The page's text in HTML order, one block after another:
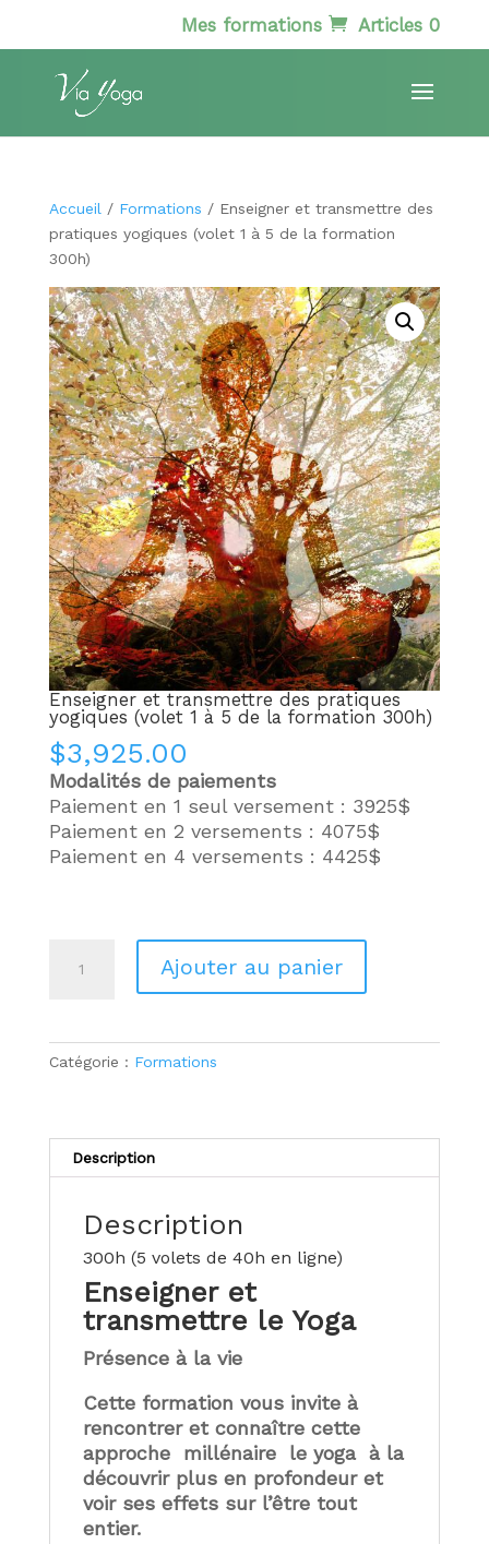
Mes formations Articles 0
Accueil / Formations / Enseigner et transmettre des
pratiques yogiques (volet 1 à 5 de la formation
300h)
Enseigner et transmettre des pratiques
yogiques (volet 1 à 5 de la formation 300h)
$3,925.00
Modalités de paiements
Paiement en 1 seul versement : 3925$
Paiement en 2 versements : 4075$
Paiement en 4 versements : 4425$
(volet
1
formation
300h)
Ajouter au panier
Catégorie : Formations
Description
Description
300h (5 volets de 40h en ligne)
Enseigner et
transmettre le Yoga
Présence à la vie
Cette formation vous invite à
rencontrer et connaître cette
approche millénaire le yoga à la
découvrir plus en profondeur et
voir ses effets sur l’être tout
entier.